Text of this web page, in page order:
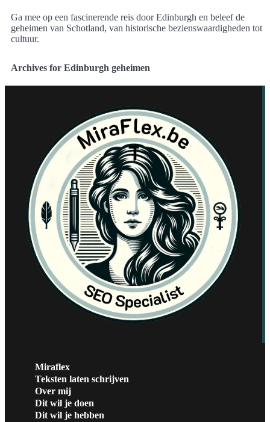
Ga mee op een fascinerende reis door Edinburgh en beleef de
geheimen van Schotland, van historische bezienswaardigheden tot
cultuur.
Archives for Edinburgh geheimen
Miraflex
Teksten laten schrijven
Over mij
Dit wil je doen
Dit wil je hebben